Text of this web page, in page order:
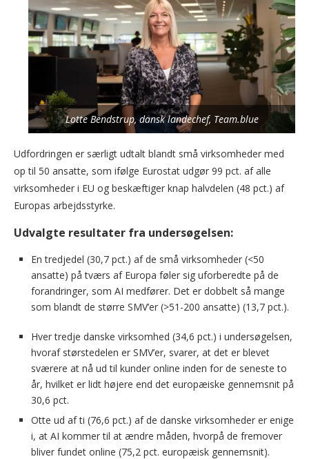
Lotte Bendstrup, dansk landechef, Team.blue
Udfordringen er særligt udtalt blandt små virksomheder med
op til 50 ansatte, som ifølge Eurostat udgør 99 pct. af alle
virksomheder i EU og beskæftiger knap halvdelen (48 pct.) af
Europas arbejdsstyrke.
Udvalgte resultater fra undersøgelsen:
En tredjedel (30,7 pct.) af de små virksomheder (<50
ansatte) på tværs af Europa føler sig uforberedte på de
forandringer, som AI medfører. Det er dobbelt så mange
som blandt de større SMV’er (>51-200 ansatte) (13,7 pct.).
Hver tredje danske virksomhed (34,6 pct.) i undersøgelsen,
hvoraf størstedelen er SMV’er, svarer, at det er blevet
sværere at nå ud til kunder online inden for de seneste to
år, hvilket er lidt højere end det europæiske gennemsnit på
30,6 pct.
Otte ud af ti (76,6 pct.) af de danske virksomheder er enige
i, at AI kommer til at ændre måden, hvorpå de fremover
bliver fundet online (75,2 pct. europæisk gennemsnit).